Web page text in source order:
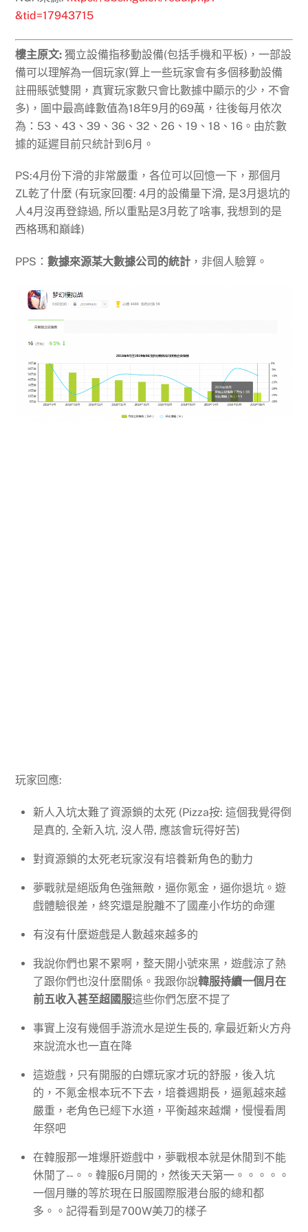
&tid=17943715
樓主原文:獨立設備指移動設備(包括手機和平板)，一部設
備可以理解為一個玩家(算上一些玩家會有多個移動設備
註冊賬號雙開，真實玩家數只會比數據中顯示的少，不會
多)，圖中最高峰數值為18年9月的69萬，往後每月依次
為：53、43、39、36、32、26、19、18、16。由於數
據的延遲目前只統計到6月。
PS:4月份下滑的非常嚴重，各位可以回憶一下，那個月
ZL乾了什麼 (有玩家回覆: 4月的設備量下滑, 是3月退坑的
人4月沒再登錄過, 所以重點是3月乾了啥事, 我想到的是
西格瑪和巔峰)
PPS：數據來源某大數據公司的統計 ，非個人驗算。
玩家回應:
新人入坑太難了資源鎖的太死 (Pizza按: 這個我覺得倒
是真的, 全新入坑, 沒人帶, 應該會玩得好苦)
對資源鎖的太死老玩家沒有培養新角色的動力
夢戰就是絕版角色強無敵，逼你氪金，逼你退坑。遊
戲體驗很差，終究還是脫離不了國產小作坊的命運
有沒有什麼遊戲是人數越來越多的
我說你們也累不累啊，整天開小號來黑，遊戲涼了熱
了跟你們也沒什麼關係。我跟你說韓服持續一個月在
前五收入甚至超國服這些你們怎麼不提了
事實上沒有幾個手游流水是逆生長的, 拿最近新火方舟
來說流水也一直在降
這遊戲，只有開服的白嫖玩家才玩的舒服，後入坑
的，不氪金根本玩不下去，培養週期長，逼氪越來越
嚴重，老角色已經下水道，平衡越來越爛，慢慢看周
年祭吧
在韓服那一堆爆肝遊戲中，夢戰根本就是休閒到不能
休閒了- -。。韓服6月開的，然後天天第一。。。。。
一個月賺的等於現在日服國際服港台服的總和都
多。。記得看到是700W美刀的樣子